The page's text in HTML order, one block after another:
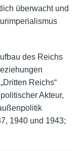
überwacht und
des Reichs
Reichs“
Akteur,
1940 und 1943;